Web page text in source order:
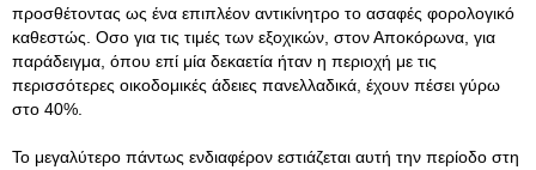
προσθέτοντας ως ένα επιπλέον αντικίνητρο το ασαφές φορολογικό
καθεστώς. Οσο για τις τιμές των εξοχικών, στον Αποκόρωνα, για
παράδειγμα, όπου επί μία δεκαετία ήταν η περιοχή με τις
περισσότερες οικοδομικές άδειες πανελλαδικά, έχουν πέσει γύρω
στο 40%.
Το μεγαλύτερο πάντως ενδιαφέρον εστιάζεται αυτή την περίοδο στη